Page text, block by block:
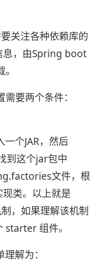
关注各种依赖库的
息，由Spring boot
要两个条件：
个JAR，然后
到这个jar包中
文件，根
类。以上就是
，如果理解该机制
starter 组件。
解为：